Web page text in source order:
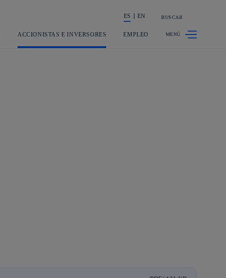
La acción en accionistas e inversores
ES EN BUSCAR
ACCIONISTAS E INVERSORES EMPLEO